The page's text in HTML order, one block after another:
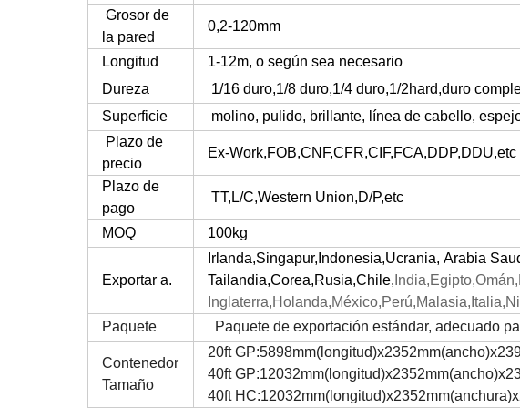
Grosor de
la pared
0,2-120mm
Longitud
1-12m, o según sea necesario
Dureza
1/16 duro,1/8 duro,1/4 duro,1/2hard,duro
Superficie
molino, pulido, brillante, línea de cabello,
Plazo de
precio
Ex-Work,FOB,CNF,CFR,CIF,FCA,DDP,DDU,etc
Plazo de
pago
TT,L/C,Western Union,D/P,etc
MOQ 100kg
Exportar a.
Irlanda,Singapur,Indonesia,Ucrania, Arabia
Tailandia,Corea,Rusia,Chile,
Inglaterra,Holanda,
Paquete
Paquete de exportación estándar, adecuado
Contenedor
Tamaño
20ft
40ft
40ft